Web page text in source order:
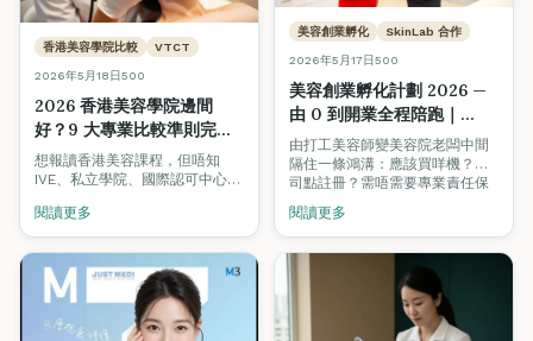
香港美容學院比較 VTCT
2026年5月18日500
2026 香港美容學院邊間
好？9 大專業比較準則完整
指南（VTCT・ITEC・
TQUK 認證學院實用對照）
想報讀香港美容課程，但唔知
IVE、私立學院、國際認可中心之
則（國際認證、班級規模、考試
合格率、光牌可否、就業支援、
韓國證書、價格透明度、開課保
證、教學語言）幫你建立揀學院
嘅完整框架，並附上 Fine Arts
International Academy 嘅實際
數據作對照參考。
閱讀更多
美容創業孵化 SkinLab 合作
2026年5月17日500
美容創業孵化計劃 2026 —
由 0 到開業全程陪跑｜
SkinLab 贊助・Fine Arts
Academy 認可
由打工美容師變美容院老闆中間
隔住一條鴻溝：應該買咩機？公
司點註冊？需唔需要專業責任保
險？租邊區先有客？我哋全新推
出嘅「美容創業孵化計劃」由
SkinLab 贊助器材優惠，Fine
由器材採購、公司註冊、商業保
險、選址，到客源建立全程陪
閱讀更多